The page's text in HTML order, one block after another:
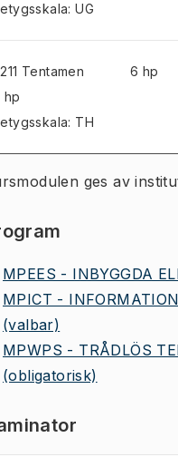
UG
Tentamen
hp
TH
6 hp
ges av
MPEES - INBYGGDA
MPICT -
(valbar)
MPWPS - TRÅDLÖS
(obligatorisk)